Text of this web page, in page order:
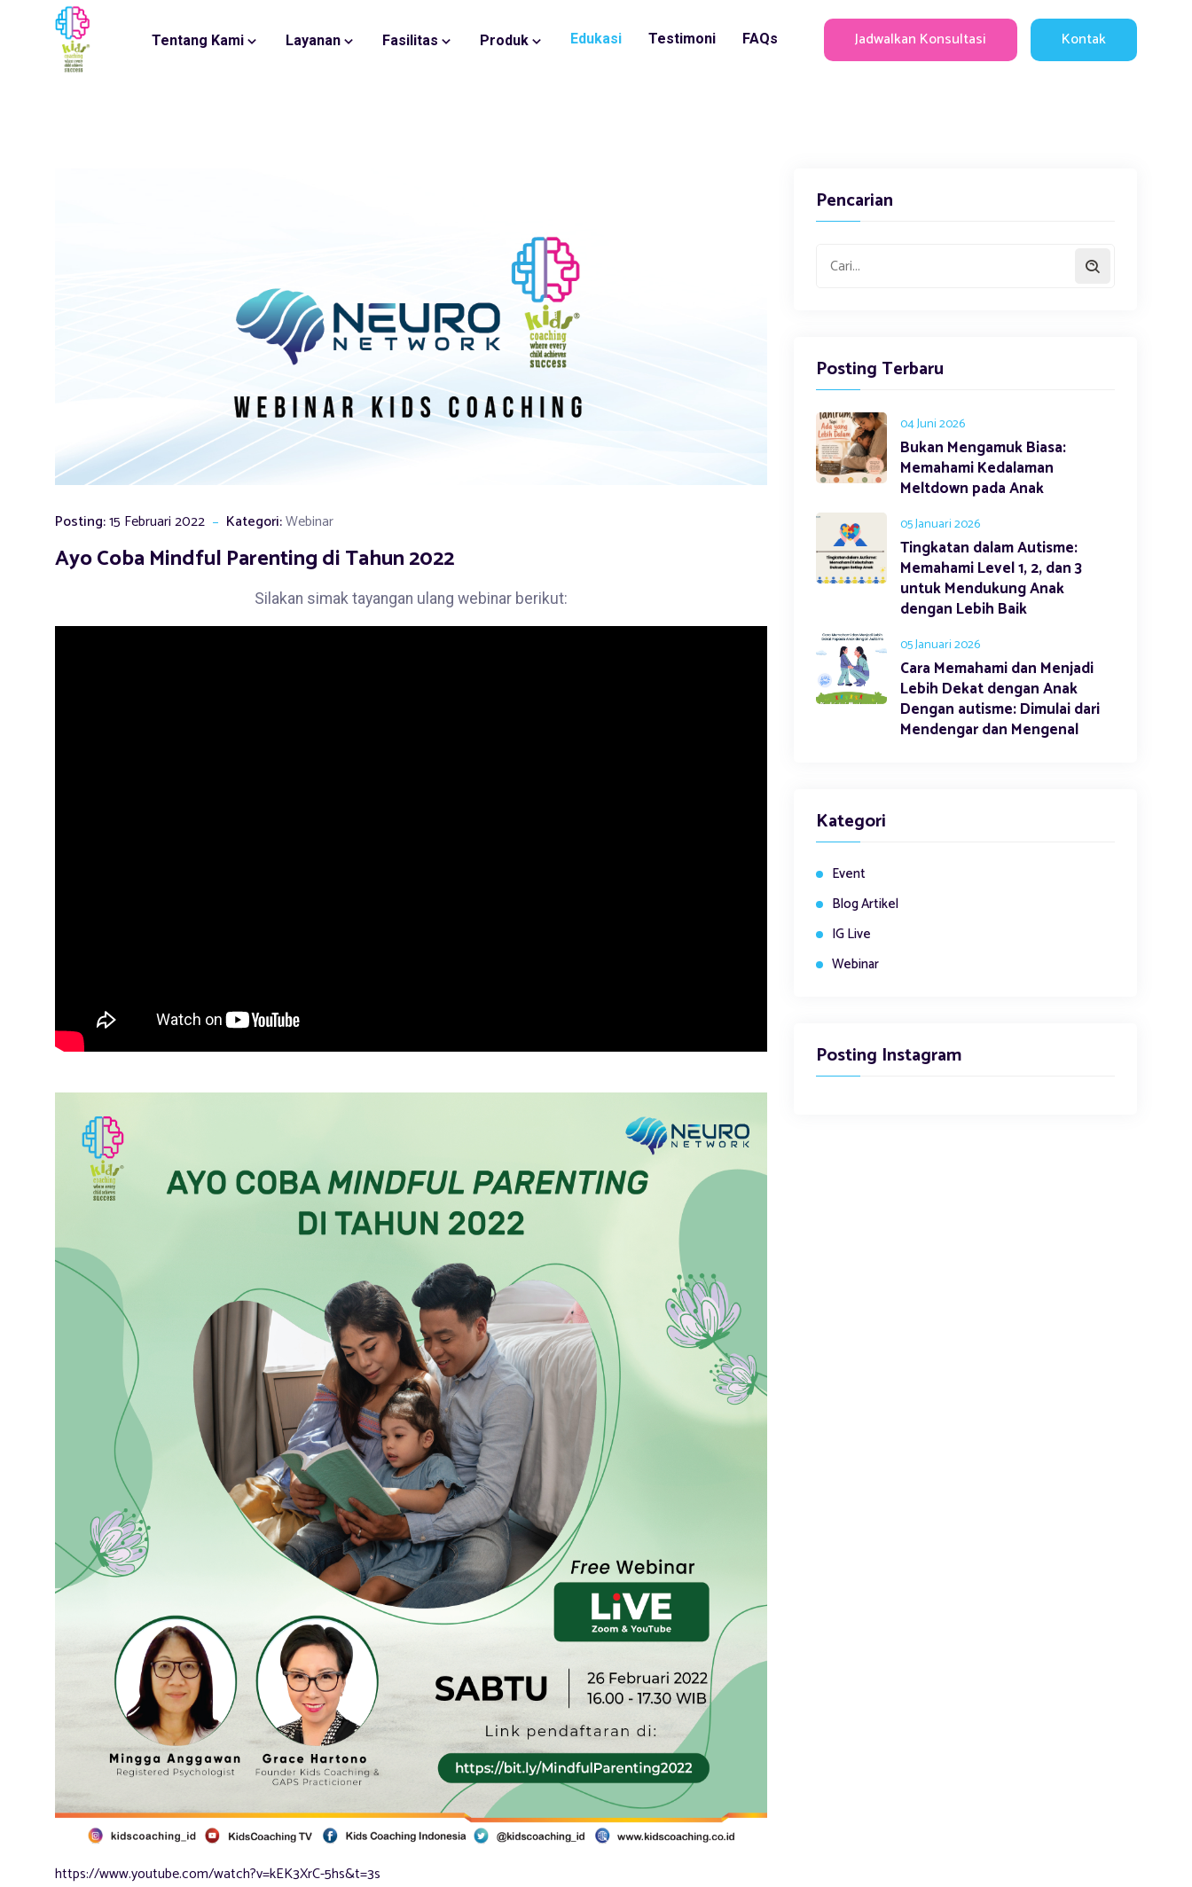
Tentang Kami Layanan Fasilitas Produk Edukasi Testimoni FAQs Jadwalkan Konsultasi Kontak
Posting:15 Februari 2022 Kategori:Webinar
Ayo Coba Mindful Parenting di Tahun 2022
Silakan simak tayangan ulang webinar berikut:
https://www.youtube.com/watch?v=kEK3XrC-5hs&t=3s
Pencarian
Posting Terbaru
04 Juni 2026
Bukan Mengamuk Biasa:
Memahami Kedalaman
Meltdown pada Anak
05 Januari 2026
Tingkatan dalam Autisme:
Memahami Level 1, 2, dan 3
untuk Mendukung Anak
dengan Lebih Baik
05 Januari 2026
Cara Memahami dan Menjadi
Lebih Dekat dengan Anak
Dengan autisme: Dimulai dari
Mendengar dan Mengenal
Kategori
Event
Blog Artikel
IG Live
Webinar
Posting Instagram